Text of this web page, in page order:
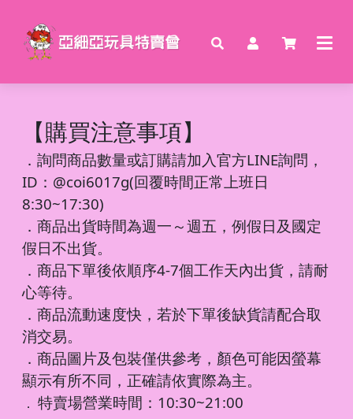
【購買注意事項】
． 詢問商品數量或訂購請加入官方LINE詢問，
ID：@coi6017g(回覆時間正常上班日
8:30~17:30)
．商品出貨時間為週一～週五，例假日及國定
假日不出貨。
．商品下單後依順序4-7個工作天內出貨，請耐
心等待。
．商品流動速度快，若於下單後缺貨請配合取
消交易。
．商品圖片及包裝僅供參考，顏色可能因螢幕
顯示有所不同，正確請依實際為主。
． 特賣場營業時間：10:30~21:00